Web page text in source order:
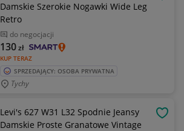
Damskie Szerokie Nogawki Wide Leg
Retro
do negocjacji
KUP TERAZ
130zł
SPRZEDAJĄCY: OSOBA PRYWATNA
Tychy
Levi's 627 W31 L32 Spodnie Jeansy
Damskie Proste Granatowe Vintage